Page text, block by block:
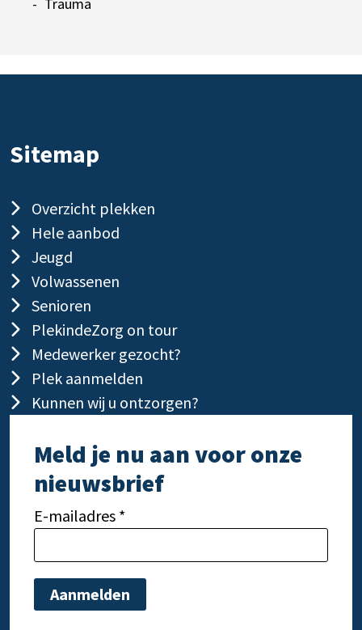
Trauma
Sitemap
Overzicht plekken
Hele aanbod
Jeugd
Volwassenen
Senioren
PlekindeZorg on tour
Medewerker gezocht?
Plek aanmelden
Kunnen wij u ontzorgen?
Meld je nu aan voor onze
nieuwsbrief
E-mailadres *